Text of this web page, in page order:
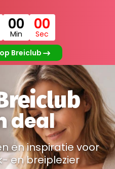
00
Min
00
Sec
Breiclub
deal
en inspiratie voor
en breiplezier